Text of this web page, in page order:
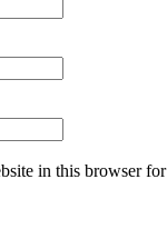
in this browser